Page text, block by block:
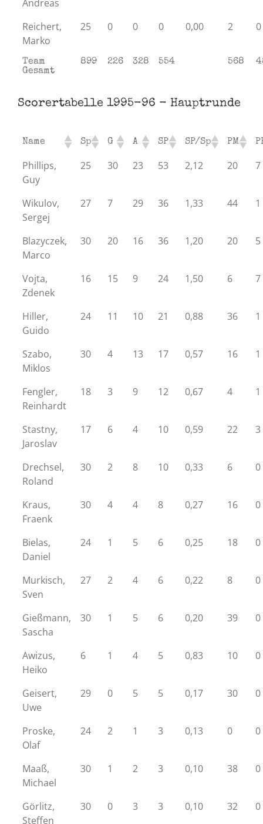
Andreas
Reichert,
Marko
25 0 0 0 0,00 2 0
Team
Gesamt
899 226 328 554 568
Scorertabelle 1995-96 - Hauptrunde
Name Sp G A SP SP/Sp PM
Phillips,
Guy
25 30 23 53 2,12 20 7
Wikulov,
Sergej
27 7 29 36 1,33 44 1
Blazyczek,
Marco
30 20 16 36 1,20 20 5
Vojta,
Zdenek
16 15 9 24 1,50 6 7
Hiller,
Guido
24 11 10 21 0,88 36 1
Szabo,
Miklos
30 4 13 17 0,57 16 1
Fengler,
Reinhardt
18 3 9 12 0,67 4 1
Stastny,
Jaroslav
17 6 4 10 0,59 22 3
Drechsel,
Roland
30 2 8 10 0,33 6 0
Kraus,
Fraenk
30 4 4 8 0,27 16 0
Bielas,
Daniel
24 1 5 6 0,25 18 0
Murkisch,
Sven
27 2 4 6 0,22 8 0
Gießmann,
Sascha
30 1 5 6 0,20 39 0
Awizus,
Heiko
6 1 4 5 0,83 10 0
Geisert,
Uwe
29 0 5 5 0,17 30 0
Proske,
Olaf
24 2 1 3 0,13 0 0
Maaß,
Michael
30 1 2 3 0,10 38 0
Görlitz,
Steffen
30 0 3 3 0,10 32 0